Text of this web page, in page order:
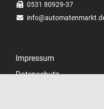
0531 80929-37
info
Impressum
Datenschutz